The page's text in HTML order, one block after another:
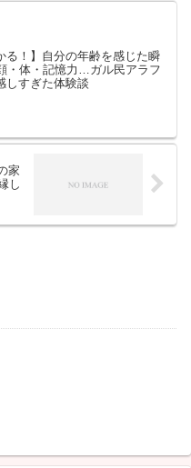
る！】自分の年齢を感じた瞬
・体・記憶力…ガル民アラフ
しすぎた体験談
家
し